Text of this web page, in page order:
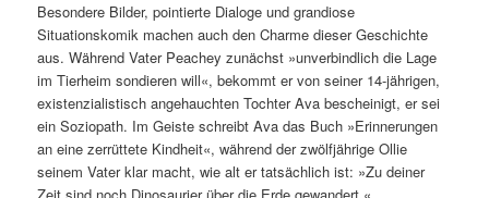
Besondere Bilder, pointierte Dialoge und grandiose
Situationskomik machen auch den Charme dieser Geschichte
aus. Während Vater Peachey zunächst »unverbindlich die Lage
im Tierheim sondieren will«, bekommt er von seiner 14-jährigen,
existenzialistisch angehauchten Tochter Ava bescheinigt, er sei
ein Soziopath. Im Geiste schreibt Ava das Buch »Erinnerungen
an eine zerrüttete Kindheit«, während der zwölfjährige Ollie
seinem Vater klar macht, wie alt er tatsächlich ist: »Zu deiner